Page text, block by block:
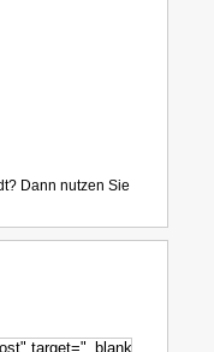
Dann nutzen Sie